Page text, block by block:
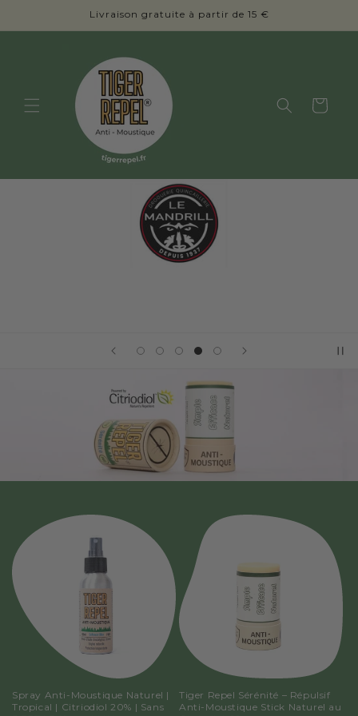
au
Livraison gratuite à partir de 15 €
Panier
Spray Anti-Moustique Naturel |
Tropical | Citriodiol 20% | Sans
Tiger Repel Sérénité – Répulsif
Anti-Moustique Stick Naturel au